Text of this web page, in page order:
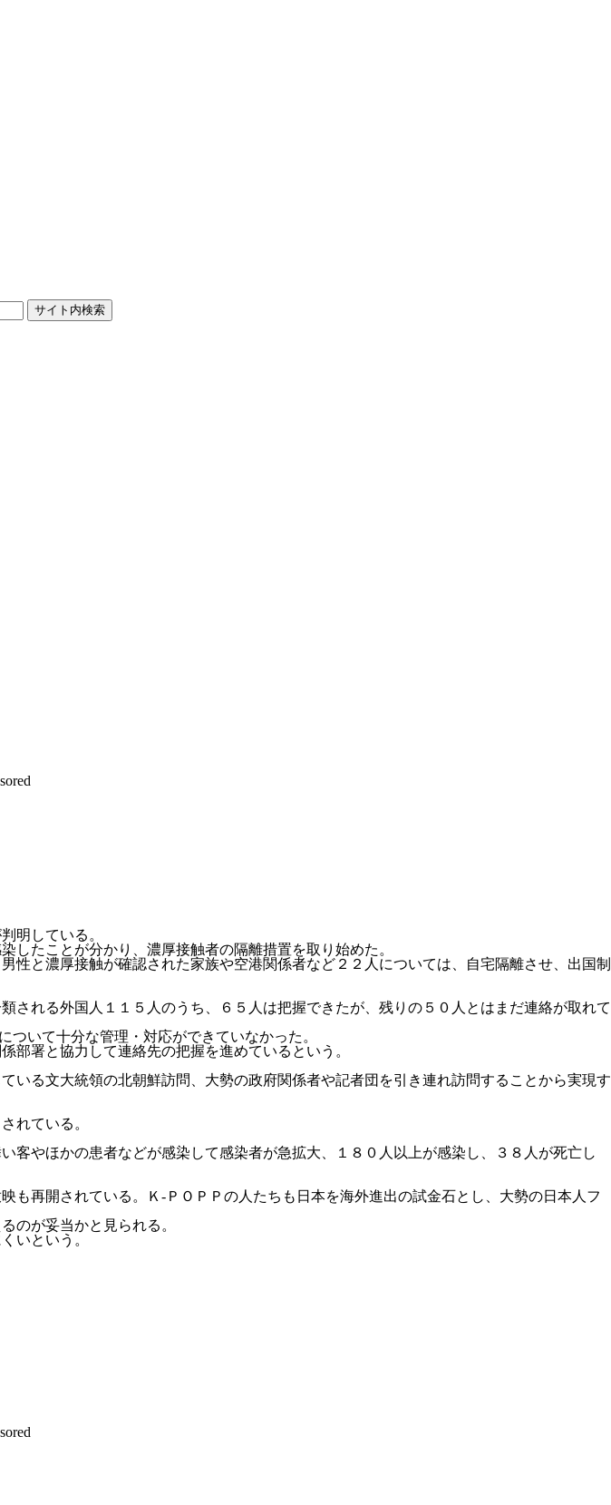
明している。
たことが分かり、濃厚接触者の隔離措置を取り始めた。
と濃厚接触が確認された家族や空港関係者など２２人については、自宅隔離させ、出国制
れる外国人１１５人のうち、６５人は把握できたが、残りの５０人とはまだ連絡が取れて
いて十分な管理・対応ができていなかった。
部署と協力して連絡先の把握を進めているという。
る文大統領の北朝鮮訪問、大勢の政府関係者や記者団を引き連れ訪問することから実現す
れている。
やほかの患者などが感染して感染者が急拡大、１８０人以上が感染し、３８人が死亡し
再開されている。Ｋ-ＰＯＰＰの人たちも日本を海外進出の試金石とし、大勢の日本人フ
のが妥当かと見られる。
いという。